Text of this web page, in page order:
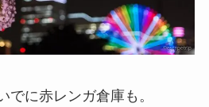
でに赤レンガ倉庫も。